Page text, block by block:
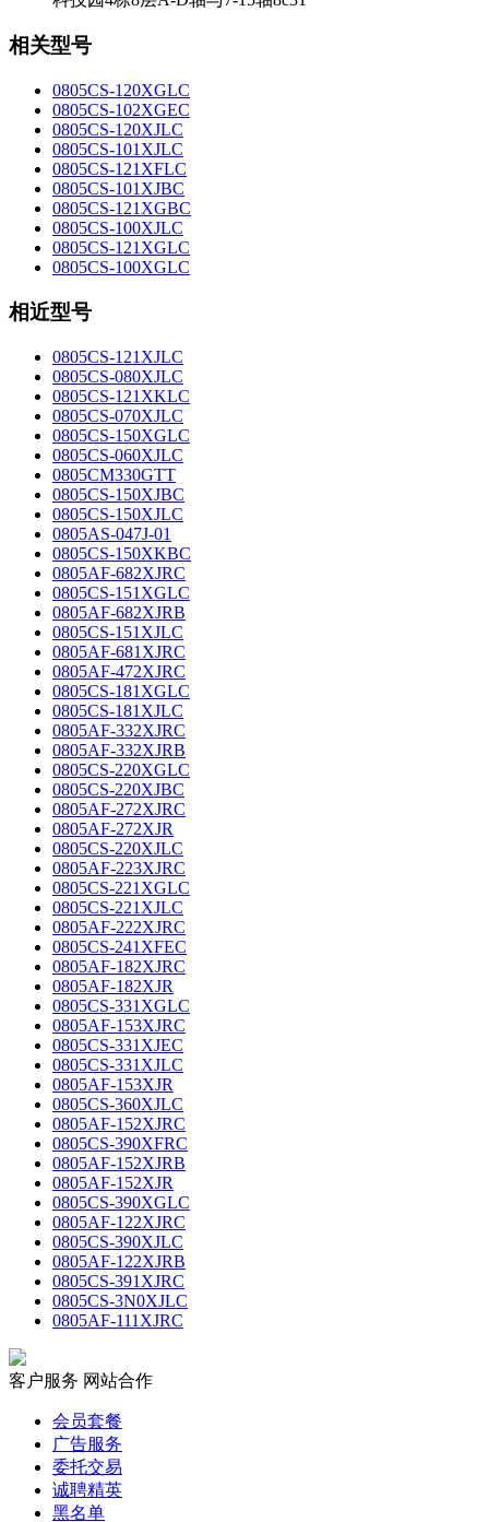
相关型号
0805CS-120XGLC
0805CS-102XGEC
0805CS-120XJLC
0805CS-101XJLC
0805CS-121XFLC
0805CS-101XJBC
0805CS-121XGBC
0805CS-100XJLC
0805CS-121XGLC
0805CS-100XGLC
相近型号
0805CS-121XJLC
0805CS-080XJLC
0805CS-121XKLC
0805CS-070XJLC
0805CS-150XGLC
0805CS-060XJLC
0805CM330GTT
0805CS-150XJBC
0805CS-150XJLC
0805AS-047J-01
0805CS-150XKBC
0805AF-682XJRC
0805CS-151XGLC
0805AF-682XJRB
0805CS-151XJLC
0805AF-681XJRC
0805AF-472XJRC
0805CS-181XGLC
0805CS-181XJLC
0805AF-332XJRC
0805AF-332XJRB
0805CS-220XGLC
0805CS-220XJBC
0805AF-272XJRC
0805AF-272XJR
0805CS-220XJLC
0805AF-223XJRC
0805CS-221XGLC
0805CS-221XJLC
0805AF-222XJRC
0805CS-241XFEC
0805AF-182XJRC
0805AF-182XJR
0805CS-331XGLC
0805AF-153XJRC
0805CS-331XJEC
0805CS-331XJLC
0805AF-153XJR
0805CS-360XJLC
0805AF-152XJRC
0805CS-390XFRC
0805AF-152XJRB
0805AF-152XJR
0805CS-390XGLC
0805AF-122XJRC
0805CS-390XJLC
0805AF-122XJRB
0805CS-391XJRC
0805CS-3N0XJLC
0805AF-111XJRC
客户服务 网站合作
会员套餐
广告服务
委托交易
诚聘精英
黑名单